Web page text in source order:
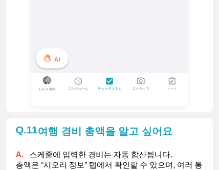
11여행 경비 총액을 알고 싶어요
스케줄에 입력한 경비는 자동 합산됩니다.
총액은 “시오리 정보” 탭에서 확인할 수 있으며, 여러 통